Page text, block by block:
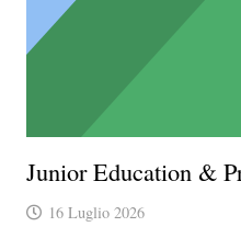
Junior Education &
16 Luglio 2026